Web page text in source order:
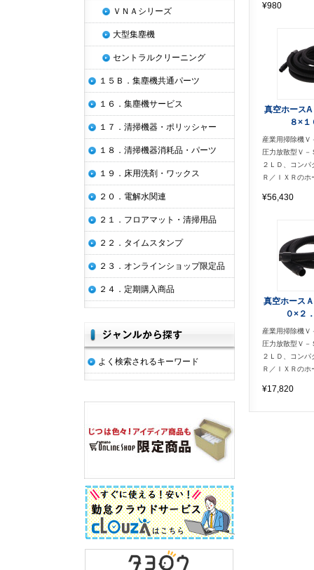
¥980
真空ホース
８×１
産業用掃除機Ｖ
圧力放散型Ｖ－
２ＬＤ、コンパ
Ｒ／ＩＸＲのホ
¥56,430
真空ホース
０×２
産業用掃除機Ｖ
圧力放散型Ｖ－
２ＬＤ、コンパ
Ｒ／ＩＸＲのホ
¥17,820
ＶＮＡシリーズ
大型集塵機
セントラルクリーニング
１５Ｂ．集塵機共通パーツ
１６．集塵機サービス
１７．清掃機器・ポリッシャー
１８．清掃機器消耗品・パーツ
１９．床用洗剤・ワックス
２０．電解水関連
２１．フロアマット・清掃用品
２２．タイムスタンプ
２３．オンラインショップ限定品
２４．定期購入商品
よく検索されるキーワード